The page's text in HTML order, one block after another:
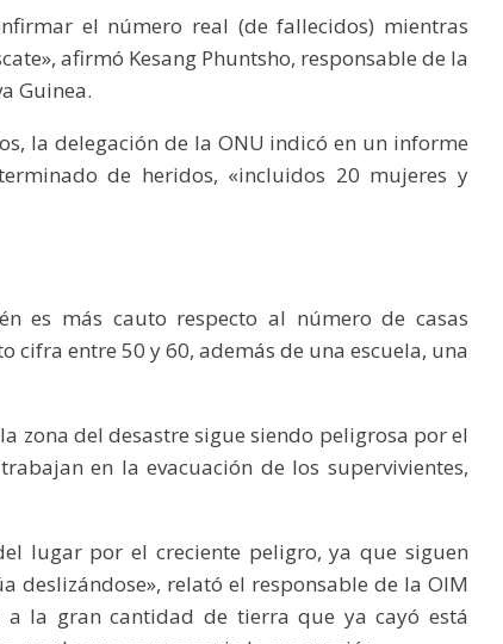
el número real (de fallecidos) mientras
afirmó Kesang Phuntsho, responsable de la
Guinea.
la delegación de la ONU indicó en un informe
de heridos, «incluidos 20 mujeres y
es más cauto respecto al número de casas
entre 50 y 60, además de una escuela, una
zona del desastre sigue siendo peligrosa por el
en la evacuación de los supervivientes,
lugar por el creciente peligro, ya que siguen
deslizándose», relató el responsable de la OIM
la gran cantidad de tierra que ya cayó está